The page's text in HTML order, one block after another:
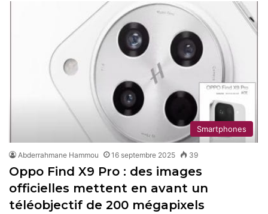
Smartphones
Abderrahmane Hammou 16 septembre 2025 39
Oppo Find X9 Pro : des images
officielles mettent en avant un
téléobjectif de 200 mégapixels